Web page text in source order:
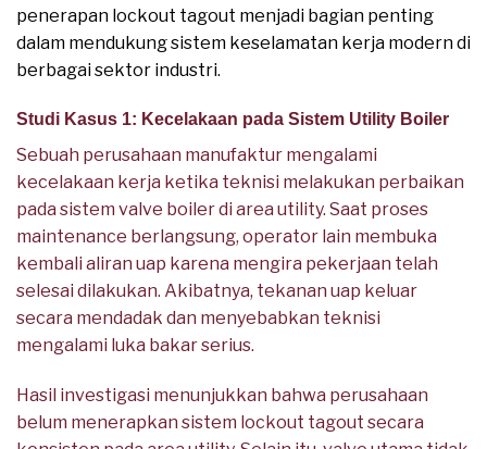
penerapan lockout tagout menjadi bagian penting
dalam mendukung sistem keselamatan kerja modern di
berbagai sektor industri.
Studi Kasus 1: Kecelakaan pada Sistem Utility Boiler
Sebuah perusahaan manufaktur mengalami
kecelakaan kerja ketika teknisi melakukan perbaikan
pada sistem valve boiler di area utility. Saat proses
maintenance berlangsung, operator lain membuka
kembali aliran uap karena mengira pekerjaan telah
selesai dilakukan. Akibatnya, tekanan uap keluar
secara mendadak dan menyebabkan teknisi
mengalami luka bakar serius.
Hasil investigasi menunjukkan bahwa perusahaan
belum menerapkan sistem lockout tagout secara